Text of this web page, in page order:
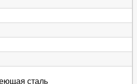
сталь